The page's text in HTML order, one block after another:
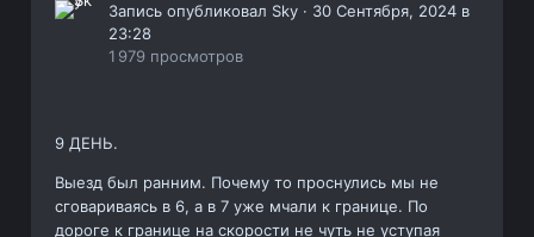
Запись опубликовал Sky · 30 Сентября, 2024 в
23:28
1 979 просмотров
9 ДЕНЬ.
Выезд был ранним. Почему то проснулись мы не
сговариваясь в 6, а в 7 уже мчали к границе. По
дороге к границе на скорости не чуть не уступая